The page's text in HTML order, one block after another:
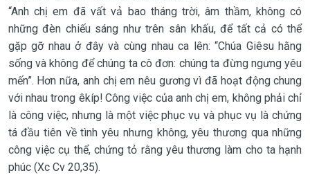
“Anh chị em đã vất vả bao tháng trời, âm thầm, không có
những đèn chiếu sáng như trên sân khấu, để tất cả có thể
gặp gỡ nhau ở đây và cùng nhau ca lên: “Chúa Giêsu hằng
sống và không để chúng ta cô đơn: chúng ta đừng ngưng yêu
mến”. Hơn nữa, anh chị em nêu gương vì đã hoạt động chung
với nhau trong êkíp! Công việc của anh chị em, không phải chỉ
là công việc, nhưng là một việc phục vụ và phục vụ là chứng
tá đầu tiên về tình yêu nhưng không, yêu thương qua những
công việc cụ thể, chứng tỏ rằng yêu thương làm cho ta hạnh
phúc (Xc Cv 20,35).